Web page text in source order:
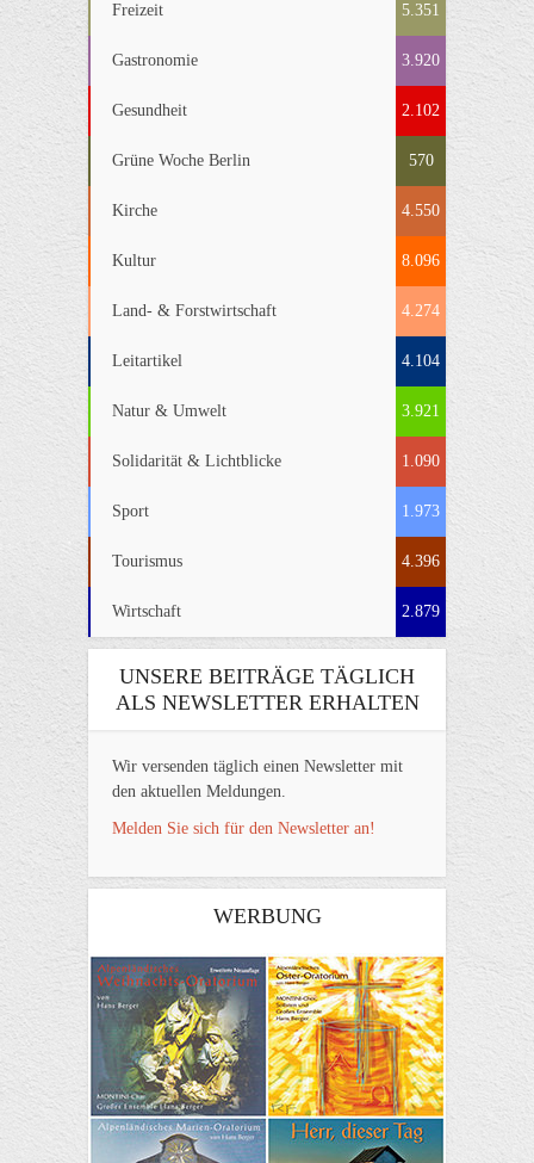
Freizeit 5.351
Gastronomie 3.920
Gesundheit 2.102
Grüne Woche Berlin 570
Kirche 4.550
Kultur 8.096
Land- & Forstwirtschaft 4.274
Leitartikel 4.104
Natur & Umwelt 3.921
Solidarität & Lichtblicke 1.090
Sport 1.973
Tourismus 4.396
Wirtschaft 2.879
UNSERE BEITRÄGE TÄGLICH
ALS NEWSLETTER ERHALTEN
Wir versenden täglich einen Newsletter mit
den aktuellen Meldungen.
Melden Sie sich für den Newsletter an!
WERBUNG